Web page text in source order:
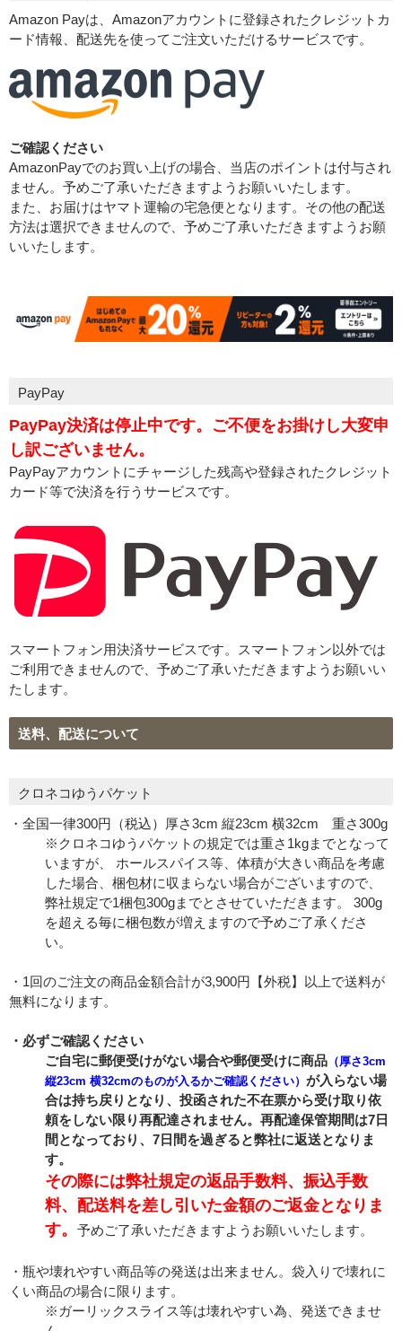
Amazon Payは、Amazonアカウントに登録されたクレジットカ
ード情報、配送先を使ってご注文いただけるサービスです。
ご確認ください
AmazonPayでのお買い上げの場合、当店のポイントは付与され
ません。予めご了承いただきますようお願いいたします。
また、お届けはヤマト運輸の宅急便となります。その他の配送
方法は選択できませんので、予めご了承いただきますようお願
いいたします。
PayPay
PayPay決済は停止中です。ご不便をお掛けし大変申
し訳ございません。
PayPayアカウントにチャージした残高や登録されたクレジット
カード等で決済を行うサービスです。
スマートフォン用決済サービスです。スマートフォン以外では
ご利用できませんので、予めご了承いただきますようお願いい
たします。
送料、配送について
クロネコゆうパケット
・全国一律300円（税込）厚さ3cm 縦23cm 横32cm 重さ300g
※クロネコゆうパケットの規定では重さ1kgまでとなって
いますが、 ホールスパイス等、体積が大きい商品を考慮
した場合、梱包材に収まらない場合がございますので、
弊社規定で1梱包300gまでとさせていただきます。 300g
を超える毎に梱包数が増えますので予めご了承くださ
い。
・1回のご注文の商品金額合計が3,900円【外税】以上で送料が
無料になります。
・必ずご確認ください
ご自宅に郵便受けがない場合や郵便受けに商品 （厚さ3cm
縦23cm 横32cmのものが入るかご確認ください） が入らない場
合は持ち戻りとなり、投函された不在票から受け取り依
頼をしない限り再配達されません。再配達保管期間は7日
間となっており、7日間を過ぎると弊社に返送となりま
す。
その際には弊社規定の返品手数料、振込手数
料、配送料を差し引いた金額のご返金となりま
す。 予めご了承いただきますようお願いいたします。
・瓶や壊れやすい商品等の発送は出来ません。袋入りで壊れに
くい商品の場合に限ります。
※ガーリックスライス等は壊れやすい為、発送できませ